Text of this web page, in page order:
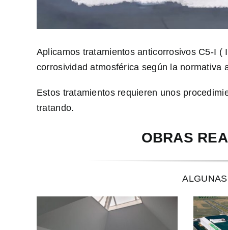
Aplicamos tratamientos anticorrosivos C5-I
corrosividad atmosférica según la normativa
Estos tratamientos requieren unos
tratando.
OBRAS